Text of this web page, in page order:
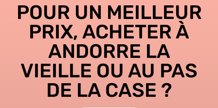
POUR UN MEILLEUR
PRIX, ACHETER À
ANDORRE LA
VIEILLE OU AU PAS
DE LA CASE ?